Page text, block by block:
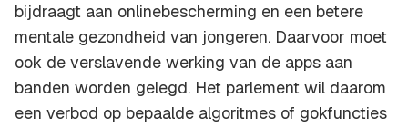
bijdraagt aan onlinebescherming en een betere
mentale gezondheid van jongeren. Daarvoor moet
ook de verslavende werking van de apps aan
banden worden gelegd. Het parlement wil daarom
een verbod op bepaalde algoritmes of gokfuncties